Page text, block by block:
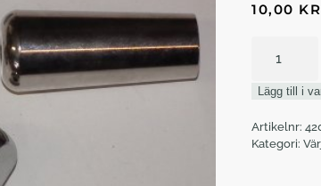
10,00 KR
mängd
Lägg till i
Artikelnr:
Kategori: